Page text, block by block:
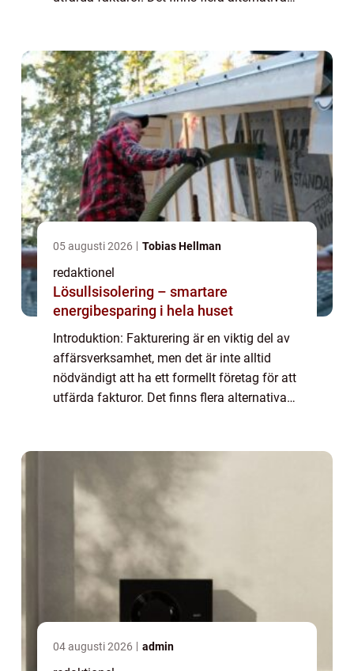
05 augusti 2026 Tobias Hellman
redaktionel
Lösullsisolering – smartare
energibesparing i hela huset
Introduktion: Fakturering är en viktig del av
affärsverksamhet, men det är inte alltid
nödvändigt att ha ett formellt företag för att
utfärda fakturor. Det finns flera alternativa
04 augusti 2026 admin